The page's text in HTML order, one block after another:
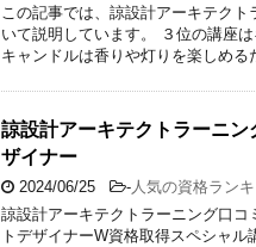
この記事では、諒設計アーキテク
いて説明しています。 ３位の講座
キャンドルは香りや灯りを楽しめ
諒設計アーキテクトラーニ
ザイナー
2024/06/25 -人気の資格ラン
諒設計アーキテクトラーニング口
トデザイナーW資格取得スペシャ